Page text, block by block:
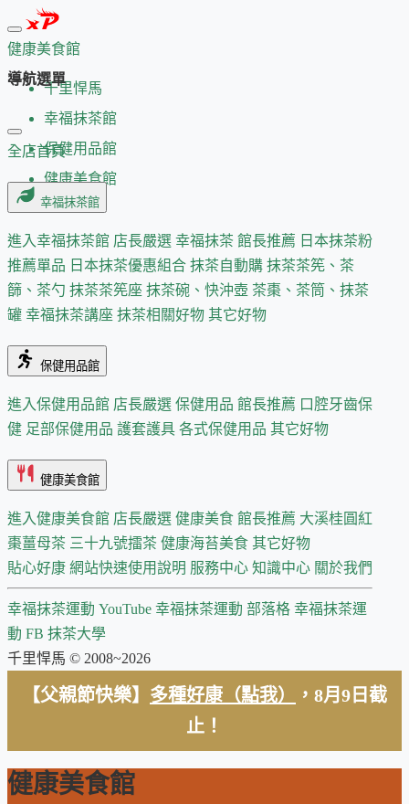
健康美食館
千里悍馬
幸福抹茶館
保健用品館
健康美食館
導航選單
全店首頁
幸福抹茶館
進入幸福抹茶館 店長嚴選 幸福抹茶 館長推薦 日本抹茶粉
推薦單品 日本抹茶優惠組合 抹茶自動購 抹茶茶筅、茶
篩、茶勺 抹茶茶筅座 抹茶碗、快沖壺 茶棗、茶筒、抹茶
罐 幸福抹茶講座 抹茶相關好物 其它好物
保健用品館
進入保健用品館 店長嚴選 保健用品 館長推薦 口腔牙齒保
健 足部保健用品 護套護具 各式保健用品 其它好物
健康美食館
進入健康美食館 店長嚴選 健康美食 館長推薦 大溪桂圓紅
棗薑母茶 三十九號擂茶 健康海苔美食 其它好物
貼心好康 網站快速使用說明 服務中心 知識中心 關於我們
幸福抹茶運動 YouTube 幸福抹茶運動 部落格 幸福抹茶運
動 FB 抹茶大學
千里悍馬 © 2008~2026
【父親節快樂】 多種好康（點我）
，8月9日截
止！
健康美食館